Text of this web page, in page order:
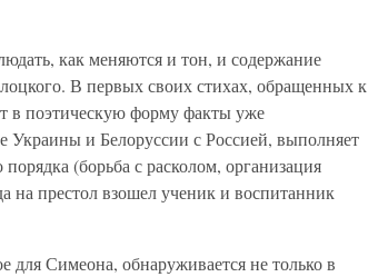
как меняются и тон, и содержание
В первых своих стихах, обращенных к
в поэтическую форму факты уже
Украины и Белоруссии с Россией, выполняет
(борьба с расколом, организация
на престол взошел ученик и воспитанник
для Симеона, обнаруживается не только в